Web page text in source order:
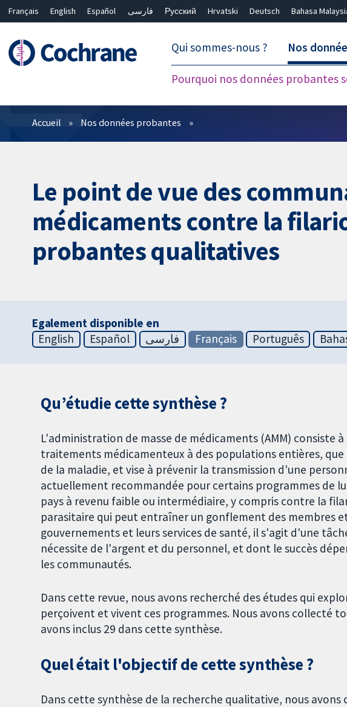
Français English Español فارسی Русский Hrvatski Deutsch Bahasa
Qui sommes-nous ? Nos
Pourquoi nos données probantes
Filtres
Accueil Nos données probantes
Le point de vue des
médicaments contre la
probantes qualitatives
Egalement disponible en
English
Español فارسی Français Português
Qu’étudie cette synthèse ?
L'administration de masse de médicaments (AMM) consiste
traitements médicamenteux à des populations entières,
de la maladie, et vise à prévenir la transmission d'une
actuellement recommandée pour certains programmes de
pays à revenu faible ou intermédiaire, y compris contre la
parasitaire qui peut entraîner un gonflement des membres
gouvernements et leurs services de santé, il s'agit d'une
nécessite de l'argent et du personnel, et dont le succès
les communautés.
Dans cette revue, nous avons recherché des études qui
perçoivent et vivent ces programmes. Nous avons collecté
avons inclus 29 dans cette synthèse.
Quel était l'objectif de cette synthèse ?
Dans cette synthèse de la recherche qualitative, nous